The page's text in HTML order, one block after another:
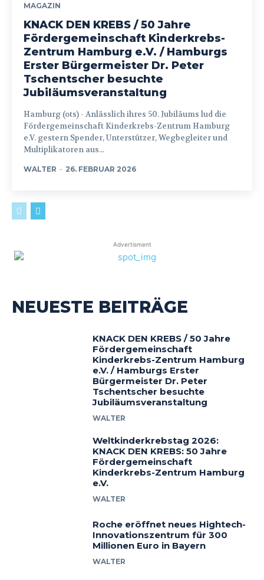
MAGAZIN
KNACK DEN KREBS / 50 Jahre
Fördergemeinschaft Kinderkrebs-
Zentrum Hamburg e.V. / Hamburgs
Erster Bürgermeister Dr. Peter
Tschentscher besuchte
Jubiläumsveranstaltung
Hamburg (ots) - Anlässlich ihres 50. Jubiläums lud die
Fördergemeinschaft Kinderkrebs-Zentrum Hamburg
e.V. gestern Spender, Unterstützer, Wegbegleiter und
Multiplikatoren aus...
WALTER - 26. FEBRUAR 2026
Advertisment
NEUESTE BEITRÄGE
KNACK DEN KREBS / 50 Jahre
Fördergemeinschaft
Kinderkrebs-Zentrum Hamburg
e.V. / Hamburgs Erster
Bürgermeister Dr. Peter
Tschentscher besuchte
Jubiläumsveranstaltung
WALTER
Weltkinderkrebstag 2026:
KNACK DEN KREBS: 50 Jahre
Fördergemeinschaft
Kinderkrebs-Zentrum Hamburg
e.V.
WALTER
Roche eröffnet neues Hightech-
Innovationszentrum für 300
Millionen Euro in Bayern
WALTER